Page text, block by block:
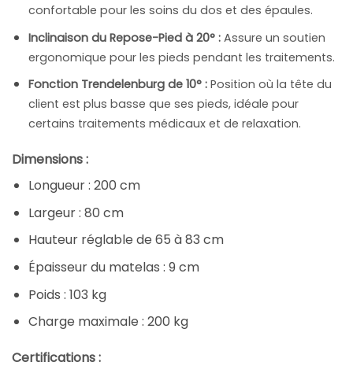
confortable pour les soins du dos et des épaules.
Inclinaison du Repose-Pied à 20° :Assure un soutien
ergonomique pour les pieds pendant les traitements.
Fonction Trendelenburg de 10° :Position où la tête du
client est plus basse que ses pieds, idéale pour
certains traitements médicaux et de relaxation.
Dimensions :
Longueur : 200 cm
Largeur : 80 cm
Hauteur réglable de 65 à 83 cm
Épaisseur du matelas : 9 cm
Poids : 103 kg
Charge maximale : 200 kg
Certifications :